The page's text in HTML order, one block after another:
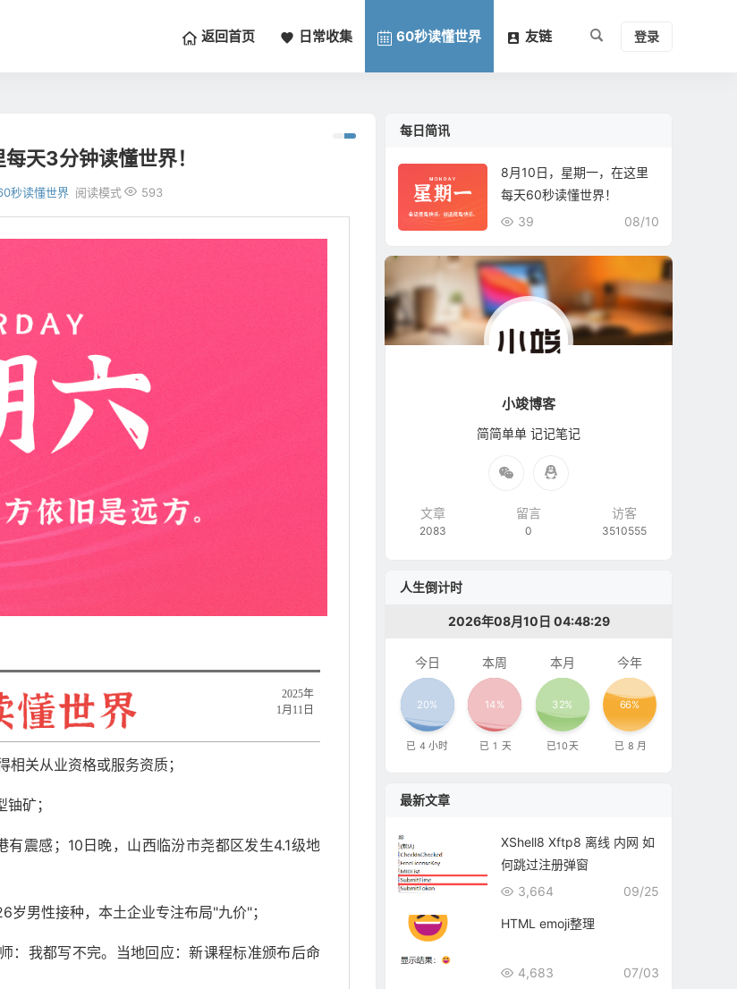
返回首页 日常收集 60秒读懂世界 友链 登录
天3分钟读懂世界！
秒读懂世界 593
阅读模式
2025年
1月11日
关从业资格或服务资质；
矿；
震感；10日晚，山西临汾市尧都区发生4.1级地
男性接种，本土企业专注布局"九价"；
：我都写不完。当地回应：新课程标准颁布后命
每日简讯
8月10日，星期一，在这里
每天60秒读懂世界！
08/10
39
小竣博客
简简单单 记记笔记
文章
2083
留言
0
访客
3510555
人生倒计时
2026年08月10日 04:48:29
今日
20%
已 4 小时
本周
14%
已 1 天
本月
32%
已10天
今年
66%
已 8 月
最新文章
XShell8 Xftp8 离线 内网 如
何跳过注册弹窗
09/25
3,664
HTML emoji整理
07/03
4,683